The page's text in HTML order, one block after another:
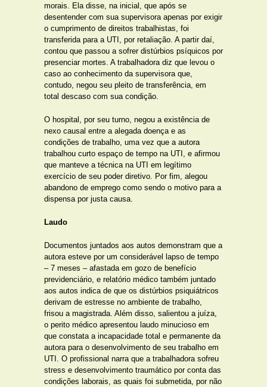
morais. Ela disse, na inicial, que após se
desentender com sua supervisora apenas por exigir
o cumprimento de direitos trabalhistas, foi
transferida para a UTI, por retaliação. A partir daí,
contou que passou a sofrer distúrbios psíquicos por
presenciar mortes. A trabalhadora diz que levou o
caso ao conhecimento da supervisora que,
contudo, negou seu pleito de transferência, em
total descaso com sua condição.
O hospital, por seu turno, negou a existência de
nexo causal entre a alegada doença e as
condições de trabalho, uma vez que a autora
trabalhou curto espaço de tempo na UTI, e afirmou
que manteve a técnica na UTI em legítimo
exercício de seu poder diretivo. Por fim, alegou
abandono de emprego como sendo o motivo para a
dispensa por justa causa.
Laudo
Documentos juntados aos autos demonstram que a
autora esteve por um considerável lapso de tempo
– 7 meses – afastada em gozo de benefício
previdenciário, e relatório médico também juntado
aos autos indica de que os distúrbios psiquiátricos
derivam de estresse no ambiente de trabalho,
frisou a magistrada. Além disso, salientou a juíza,
o perito médico apresentou laudo minucioso em
que constata a incapacidade total e permanente da
autora para o desenvolvimento de seu trabalho em
UTI. O profissional narra que a trabalhadora sofreu
stress e desenvolvimento traumático por conta das
condições laborais, as quais foi submetida, por não